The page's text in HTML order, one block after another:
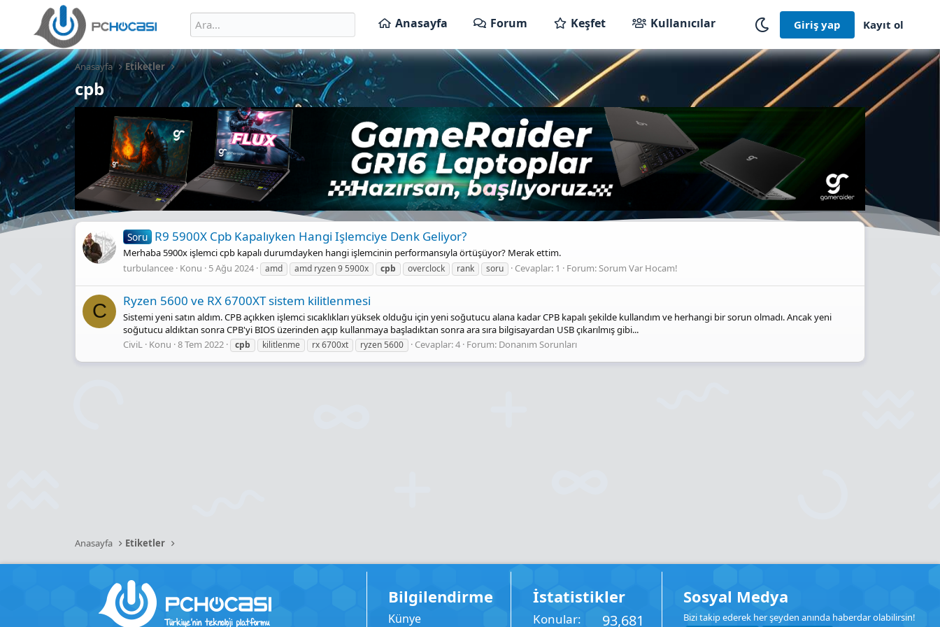
Anasayfa Forum Keşfet Kullanıcılar Giriş yap Kayıt ol
Anasayfa Etiketler
cpb
Soru R9 5900X Cpb Kapalıyken Hangi Işlemciye Denk Geliyor?
Merhaba 5900x işlemci cpb kapalı durumdayken hangi işlemcinin performansıyla örtüşüyor? Merak ettim.
turbulancee Konu 5 Ağu 2024 amd amd ryzen 9 5900x cpb overclock rank soru Cevaplar: 1 Forum: Sorum Var Hocam!
C Ryzen 5600 ve RX 6700XT sistem kilitlenmesi
Sistemi yeni satın aldım. CPB açıkken işlemci sıcaklıkları yüksek olduğu için yeni soğutucu alana kadar CPB kapalı şekilde kullandım ve herhangi bir sorun olmadı. Ancak yeni
soğutucu aldıktan sonra CPB'yi BIOS üzerinden açıp kullanmaya başladıktan sonra ara sıra bilgisayardan USB çıkarılmış gibi...
CiviL Konu 8 Tem 2022 cpb kilitlenme rx 6700xt ryzen 5600 Cevaplar: 4 Forum: Donanım Sorunları
Anasayfa Etiketler
Bilgilendirme
Künye
İstatistikler
Konular 93,681
Sosyal Medya
Bizi takip ederek her şeyden anında haberdar olabilirsin!